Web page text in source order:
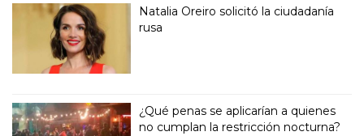
Natalia Oreiro solicitó la ciudadanía
rusa
¿Qué penas se aplicarían a quienes
no cumplan la restricción nocturna?